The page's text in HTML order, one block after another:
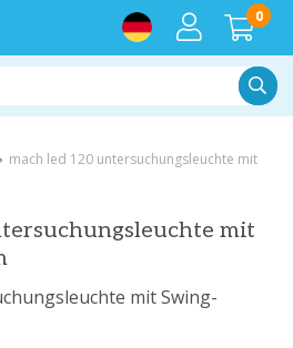
0
mach led 120 untersuchungsleuchte mit
mit
mit Swing-